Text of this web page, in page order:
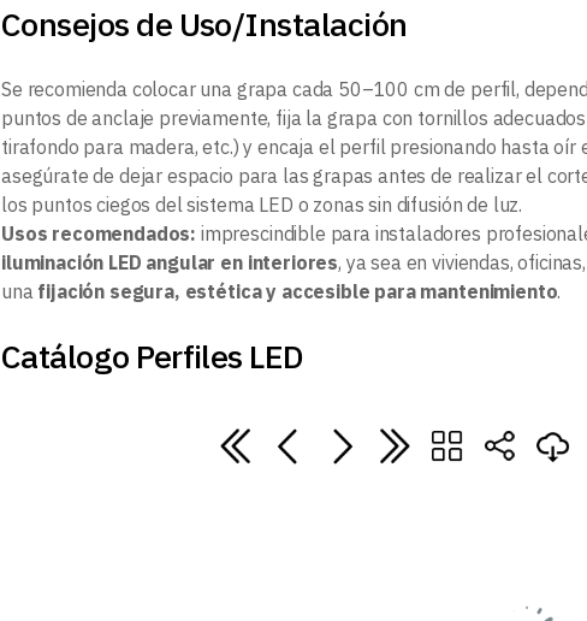
Consejos de Uso/Instalación
Se recomienda colocar una grapa cada 50–100 cm de perfil,
puntos de anclaje previamente, fija la grapa con tornillos
tirafondo para madera, etc.) y encaja el perfil presionando hasta oír
asegúrate de dejar espacio para las grapas antes de realizar el
los puntos ciegos del sistema LED o zonas sin difusión de luz.
Usos recomendados: imprescindible para instaladores
iluminación LED angular en interiores, ya sea en viviendas,
una fijación segura, estética y accesible para mantenimiento.
Catálogo Perfiles LED